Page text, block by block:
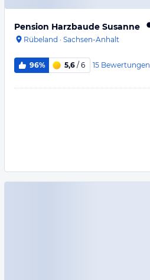
Pension Harzbaude Susanne
Rübeland · Sachsen-Anhalt
96% 5,6 / 6 15 Bewertungen